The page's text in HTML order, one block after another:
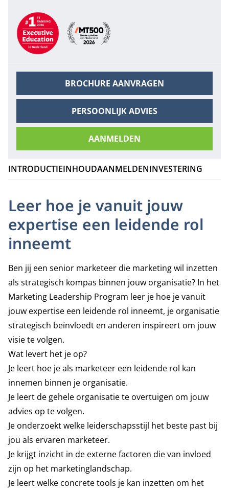
Aanbevelingen
BROCHURE AANVRAGEN
PERSOONLIJK ADVIES
AANMELDEN
INTRODUCTIEINHOUDAANMELDENINVESTERING
Leer hoe je vanuit jouw
expertise een leidende rol
inneemt
Ben jij een senior marketeer die marketing wil inzetten
als strategisch kompas binnen jouw organisatie? In het
Marketing Leadership Program leer je hoe je vanuit
jouw expertise een leidende rol inneemt, je organisatie
strategisch beïnvloedt en anderen inspireert om jouw
visie te volgen.
Wat levert het je op?
Je leert hoe je als marketeer een leidende rol kan
innemen binnen je organisatie.
Je leert de gehele organisatie te overtuigen om jouw
advies op te volgen.
Je onderzoekt welke leiderschapsstijl het beste past bij
jou als ervaren marketeer.
Je krijgt inzicht in de externe factoren die van invloed
zijn op het marketinglandschap.
Je leert welke concrete tools je kan inzetten om het